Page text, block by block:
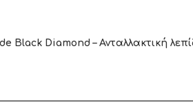
Black Diamond – Ανταλλακτική